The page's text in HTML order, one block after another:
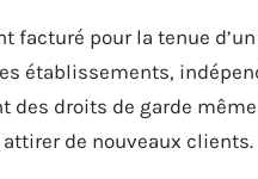
facturé pour la tenue
établissements,
des droits de garde
de nouveaux clients.